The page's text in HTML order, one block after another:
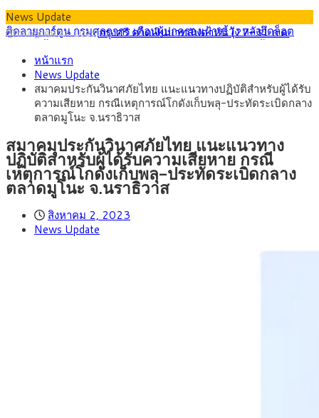
News Update
กรกฎาคม 27, 2026 กรุงศรี คาดเงินบาทสัปดาห์นี้ (27–31 ก.ค.
หน้ารถไฟฟ้าสงขลา โมโนเรล 12.54 กม. เชื่อมเมืองหาดใหญ่
สิงหาคม 4, 2026
รายหัวเพียง 2,618 บาท เสนอทบทวนจัดสรรงบให้สอดคล้องภาระ
งานจริง
สิงหาคม 3, 2026 กรุงศรี คาดเงินบาทสัปดาห์นี้ซื้อขายในกรอบ
33.00-33.60 ติดตามข้อมูลจ้างงานสหรัฐฯ
สิงหาคม 1, 2026 “เอกนิติ” เปิดเครื่องยนต์เศรษฐกิจใหม่ของไทย
เดินหน้า 5 ยุทธศาสตร์ รื้อโครงสร้างเศรษฐกิจ ดันไทยโตเต็ม
ศักยภาพ
กรกฎาคม 27, 2026 ภัยเงียบใกล้ตัวเด็ก LSD “แสตมป์เมา” ยาเสพ
ติดลายการ์ตูน กรมศุลกากร เตือนผู้ปกครองเฝ้าระวัง หลังยึดล็อต
ใหญ่จากเยอรมนี
หน้าแรก
News Update
สมาคมประกันวินาศภัยไทย แนะแนวทางปฏิบัติสำหรับผู้ได้รับ
ความเสียหาย กรณีเหตุการณ์โกดังเก็บพลุ-ประทัดระเบิดกลาง
ตลาดมูโนะ จ.นราธิวาส
สมาคมประกันวินาศภัยไทย แนะแนวทาง
ปฏิบัติสำหรับผู้ได้รับความเสียหาย กรณี
เหตุการณ์โกดังเก็บพลุ-ประทัดระเบิดกลาง
ตลาดมูโนะ จ.นราธิวาส
สิงหาคม 2, 2023
News Update